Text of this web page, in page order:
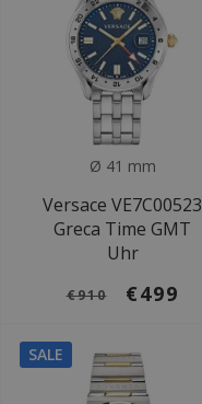
Ø 41 mm
Versace VE7C00523
Greca Time GMT
Uhr
€910 €499
SALE